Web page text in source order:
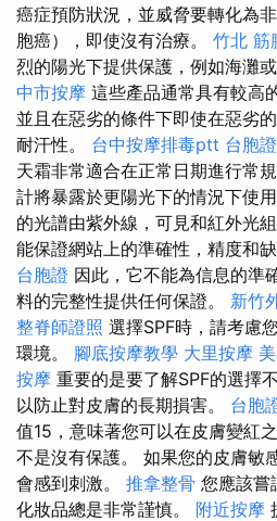
癌症預防狀況，並威脅要轉化為
胞癌），即使沒有治療。 竹北 筋
烈的陽光下提供保護，例如海灘
中市按摩 這些產品通常具有較高
並且在惡劣的條件下即使在惡劣
耐汗性。 台中按摩排毒ptt 台胞
天霜非常適合在正常日期進行常
計將暴露於更陽光下的情況下使
的光譜由紫外線，可見和紅外光
能保證網站上的準確性，精度和
台胞證 因此，它不能為信息的準
料的完整性提供任何保證。 新竹
整脊師證照 選擇SPF時，請考慮
環境。 腳底按摩教學 大里按摩
按摩 重要的是要了解SPF的選擇
以防止對皮膚的長期損害。 台胞
值15，意味著您可以在皮膚變紅
不是沒有保護。 如果您的皮膚敏
會感到刺激。 推拿整骨 您應該嘗
化妝品總是非常謹慎。 附近按摩